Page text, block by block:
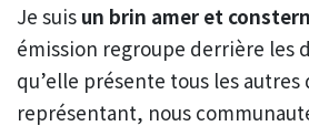
Je suis un brin amer et
émission regroupe derrière les
qu’elle présente tous les autres
représentant, nous